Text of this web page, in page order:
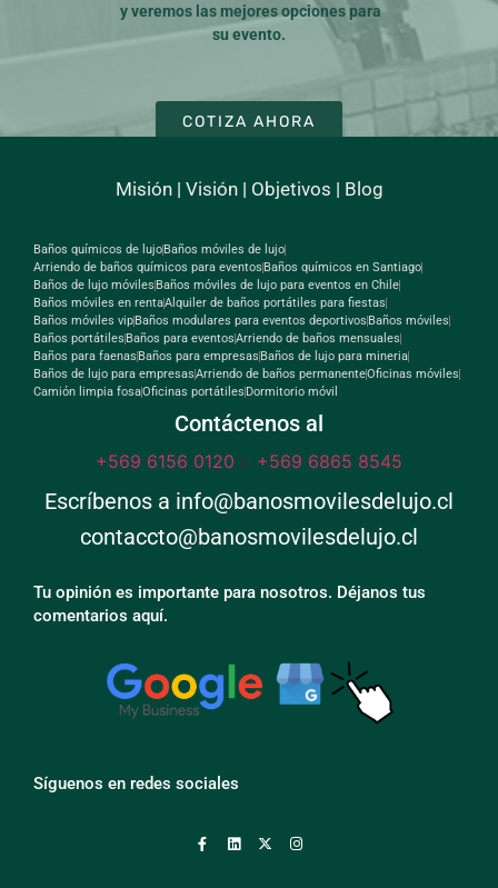
y veremos las mejores opciones para
su evento.
COTIZA AHORA
Misión| Visión| Objetivos | Blog
Baños químicos de lujoBaños móviles de lujo
Arriendo de baños químicos para eventos Baños químicos en Santiago
Baños de lujo móviles Baños móviles de lujo para eventos en Chile
Baños móviles en rentaAlquiler de baños portátiles para fiestas
Baños móviles vipBaños modulares para eventos deportivos Baños móviles
Baños portátiles Baños para eventosArriendo de baños mensuales
Baños para faenas Baños para empresas Baños de lujo para mineria
Baños de lujo para empresasArriendo de baños permanenteOficinas móviles
Camión limpia fosaOficinas portátiles Dormitorio móvil
Contáctenos al
+569 6156 0120 o +569 6865 8545
Escríbenos a info@banosmovilesdelujo.cl
contaccto@banosmovilesdelujo.cl
Tu opinión es importante para nosotros. Déjanos tus
comentarios aquí.
Síguenos en redes sociales